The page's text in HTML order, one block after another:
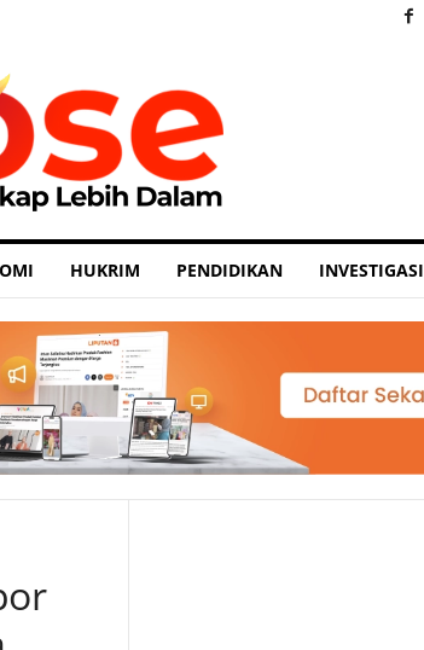
HUKRIM PENDIDIKAN INVESTIGASI